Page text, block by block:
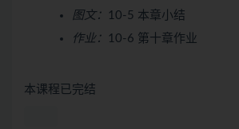
图文：
10-5 本章小结
作业：
10-6 第十章作业
本课程已完结